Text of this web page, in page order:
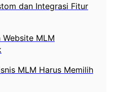
dan Integrasi Fitur
MLM
MLM Harus Memilih